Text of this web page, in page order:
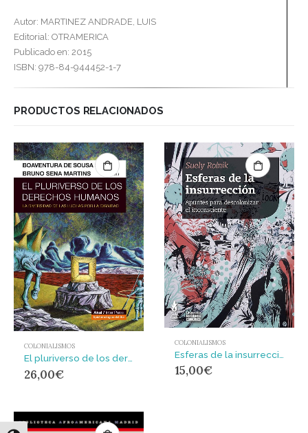
Autor: MARTINEZ ANDRADE, LUIS
Editorial: OTRAMERICA
Publicado en: 2015
ISBN: 978-84-944452-1-7
PRODUCTOS RELACIONADOS
COLONIALISMOS
26,00€
COLONIALISMOS
15,00€